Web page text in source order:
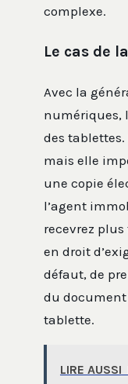
complexe.
Le cas de
Avec la
numériques,
des
mais elle
une copie
l’agent
recevrez plus
en droit
défaut, de
du document
tablette.
LIRE AUSSI